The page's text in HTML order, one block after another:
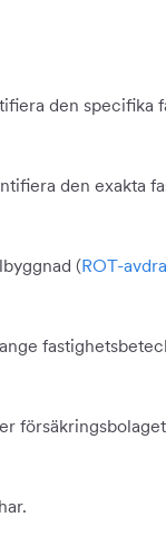
den specifika
den exakta
(ROT-